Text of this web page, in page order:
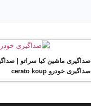
صداگیری ماشین کیا سراتو |
صداگیری خودرو cerato koup